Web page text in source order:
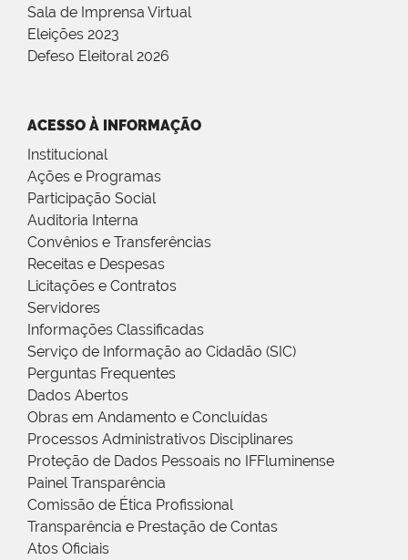
Sala de Imprensa Virtual
Eleições 2023
Defeso Eleitoral 2026
ACESSO À INFORMAÇÃO
Institucional
Ações e Programas
Participação Social
Auditoria Interna
Convênios e Transferências
Receitas e Despesas
Licitações e Contratos
Servidores
Informações Classificadas
Serviço de Informação ao Cidadão (SIC)
Perguntas Frequentes
Dados Abertos
Obras em Andamento e Concluídas
Processos Administrativos Disciplinares
Proteção de Dados Pessoais no IFFluminense
Painel Transparência
Comissão de Ética Profissional
Transparência e Prestação de Contas
Atos Oficiais